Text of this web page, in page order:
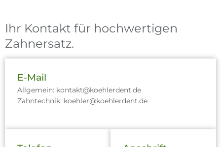
Ihr Kontakt für hochwertigen
Zahnersatz.
E-Mail
Allgemein: kontakt@koehlerdent.de
Zahntechnik: koehler@koehlerdent.de